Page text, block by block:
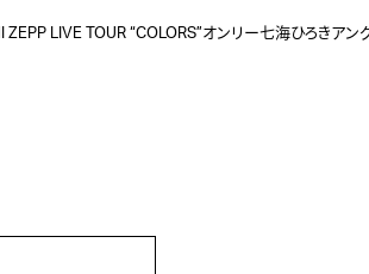
ZEPP LIVE TOUR “COLORS”オンリー七海ひろきアン